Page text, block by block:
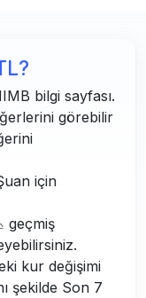
bilgi sayfası.
görebilir
için
geçmiş
kur değişimi
şekilde Son 7